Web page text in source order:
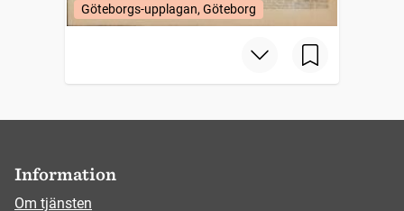
Göteborgs-upplagan, Göteborg
Information
Om tjänsten